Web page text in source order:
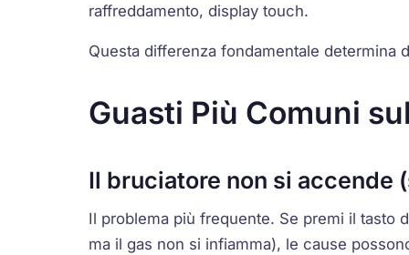
raffreddamento, display touch.
Questa differenza fondamentale determina
Guasti Più Comuni
Il bruciatore non si accende
Il problema più frequente. Se premi il tasto
ma il gas non si infiamma), le cause